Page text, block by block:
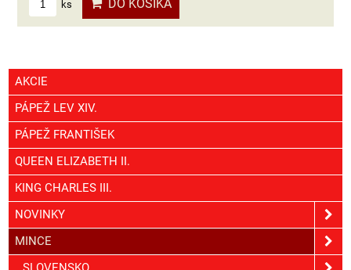
ks DO KOŠÍKA
AKCIE
PÁPEŽ LEV XIV.
PÁPEŽ FRANTIŠEK
QUEEN ELIZABETH II.
KING CHARLES III.
NOVINKY
MINCE